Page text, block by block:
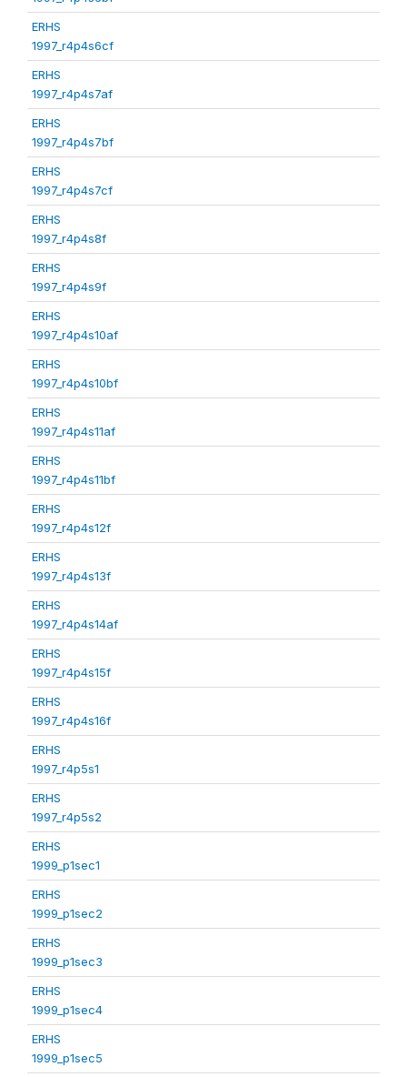
ERHS
1997_r4p4s6cf
ERHS
1997_r4p4s7af
ERHS
1997_r4p4s7bf
ERHS
1997_r4p4s7cf
ERHS
1997_r4p4s8f
ERHS
1997_r4p4s9f
ERHS
1997_r4p4s10af
ERHS
1997_r4p4s10bf
ERHS
1997_r4p4s11af
ERHS
1997_r4p4s11bf
ERHS
1997_r4p4s12f
ERHS
1997_r4p4s13f
ERHS
1997_r4p4s14af
ERHS
1997_r4p4s15f
ERHS
1997_r4p4s16f
ERHS
1997_r4p5s1
ERHS
1997_r4p5s2
ERHS
1999_p1sec1
ERHS
1999_p1sec2
ERHS
1999_p1sec3
ERHS
1999_p1sec4
ERHS
1999_p1sec5